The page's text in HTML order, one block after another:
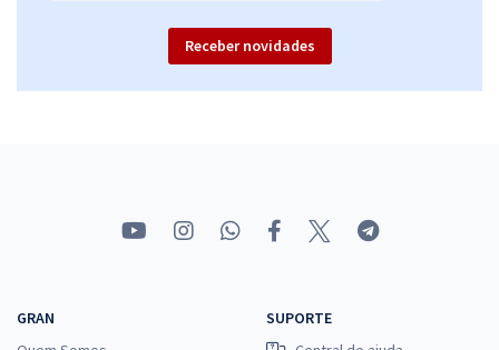
Receber novidades
GRAN
SUPORTE